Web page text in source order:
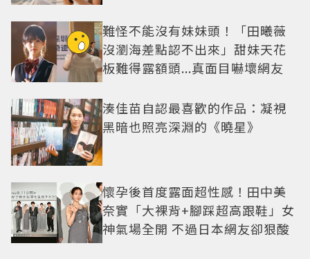
難怪不能沒有妹妹頭！「田曦薇
沒瀏海差點認不出來」甜妹天花
板難得露額頭...真面目嚇壞網友
湊佳苗自認最喜歡的作品：凝視
黑暗也照亮深淵的《曉星》
懷孕後首度露面超性感！田中美
奈實「大裸背+腳踩超高跟鞋」女
神氣場全開 不過日本網友卻狠酸